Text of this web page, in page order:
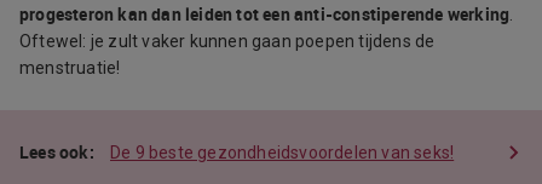
progesteron kan dan leiden tot een anti-constiperende werking
Oftewel: je zult vaker kunnen gaan poepen tijdens de
menstruatie!
De 9 beste gezondheidsvoordelen van seks!